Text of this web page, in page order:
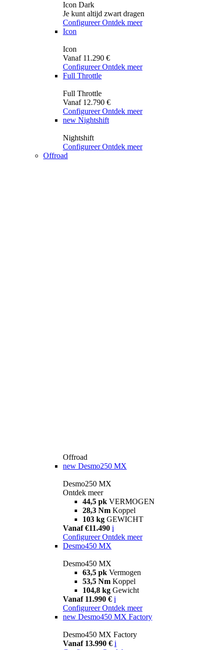
Icon Dark
Je kunt altijd zwart dragen
Configureer Ontdek meer
Icon
Icon
Vanaf 11.290 €
Configureer Ontdek meer
Full Throttle
Full Throttle
Vanaf 12.790 €
Configureer Ontdek meer
new Nightshift
Nightshift
Configureer Ontdek meer
Offroad
Offroad
new Desmo250 MX
Desmo250 MX
Ontdek meer
44,5 pk VERMOGEN
28,3 Nm Koppel
103 kg GEWICHT
Vanaf €11.490 i
Configureer Ontdek meer
Desmo450 MX
Desmo450 MX
63,5 pk Vermogen
53,5 Nm Koppel
104,8 kg Gewicht
Vanaf 11.990 € i
Configureer Ontdek meer
new Desmo450 MX Factory
Desmo450 MX Factory
Vanaf 13.990 € i